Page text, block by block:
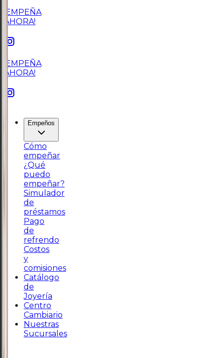
¡EMPEÑA
AHORA!
¡EMPEÑA
AHORA!
Empeños
Cómo
empeñar
¿Qué
puedo
empeñar?
Simulador
de
préstamos
Pago
de
refrendo
Costos
y
comisiones
Catálogo
de
Joyería
Centro
Cambiario
Nuestras
Sucursales